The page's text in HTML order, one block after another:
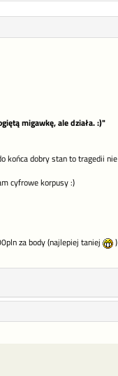
migawkę, ale działa. :)"
końca dobry stan to tragedii
cyfrowe korpusy :)
za body (najlepiej taniej
)